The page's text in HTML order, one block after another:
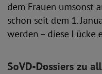
dem Frauen umsonst
schon seit dem 1.
werden – diese Lücke
SoVD-Dossiers zu